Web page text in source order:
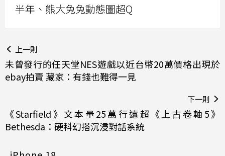
半年、熊大兔兔動態圖超Q
上一則
未曾發行的任天堂NES遊戲以近台幣20萬價格出現於
ebay拍賣 藏家：有錢也難得一見
下一則
《Starfield》文本量25萬行遠超《上古卷軸5》
Bethesda：硬科幻搭沉浸對話系統